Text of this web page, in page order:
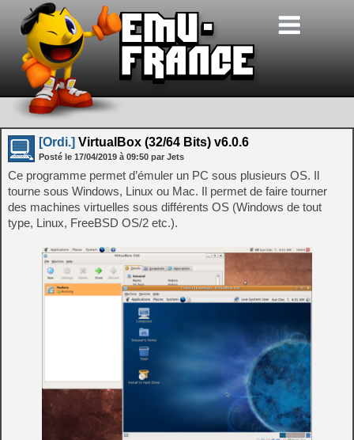
[Ordi.] VirtualBox (32/64 Bits) v6.0.6
Posté le 17/04/2019 à 09:50 par Jets
Ce programme permet d’émuler un PC sous plusieurs OS. Il
tourne sous Windows, Linux ou Mac. Il permet de faire tourner
des machines virtuelles sous différents OS (Windows de tout
type, Linux, FreeBSD OS/2 etc.).